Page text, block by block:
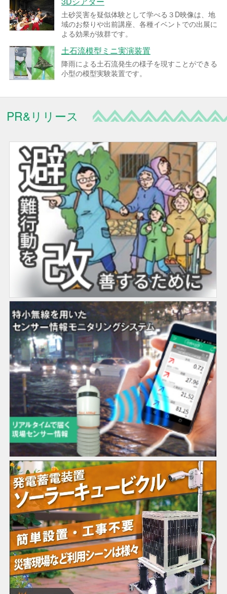
土砂災害を疑似体験として学べる３D映像は、地
域のお祭りや出前講座、各種イベントでの出展に
よる効果が抜群です。
土石流模型ミニ実演装置
降雨による土石流発生の様子を現すことができる
小型の模型実験装置です。
PR&リリース